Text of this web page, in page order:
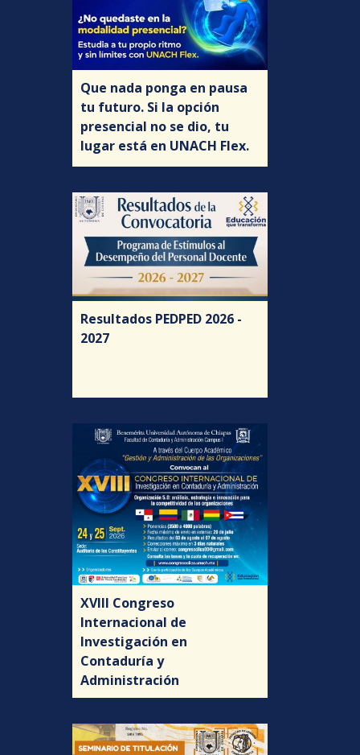
Que nada ponga en pausa
tu futuro. Si la opción
presencial no se dio, tu
lugar está en UNACH Flex.
Resultados PEDPED 2026 -
2027
XVIII Congreso
Internacional de
Investigación en
Contaduría y
Administración